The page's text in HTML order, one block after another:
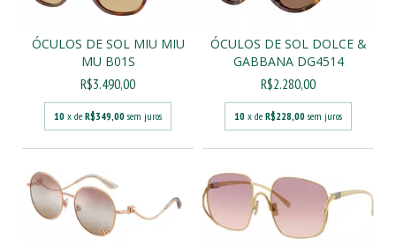
ÓCULOS DE SOL MIU MIU
MU B01S
R$3.490,00
10 x de R$349,00 sem juros
ÓCULOS DE SOL DOLCE &
GABBANA DG4514
R$2.280,00
10 x de R$228,00 sem juros